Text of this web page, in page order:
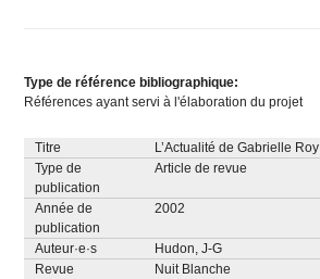
Type de référence bibliographique:
Références ayant servi à l'élaboration du projet
Titre
L’Actualité de Gabrielle Roy
Type de
publication
Article de revue
Année de
publication
2002
Auteur·e·s
Hudon, J-G
Revue
Nuit Blanche